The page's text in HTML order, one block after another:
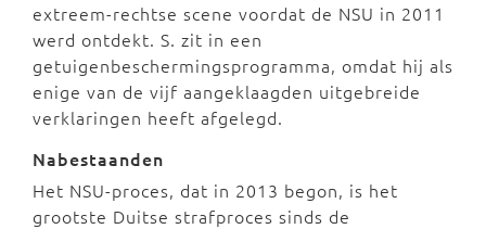
extreem-rechtse scene voordat de NSU in 2011
werd ontdekt. S. zit in een
getuigenbeschermingsprogramma, omdat hij als
enige van de vijf aangeklaagden uitgebreide
verklaringen heeft afgelegd.
Nabestaanden
Het NSU-proces, dat in 2013 begon, is het
grootste Duitse strafproces sinds de